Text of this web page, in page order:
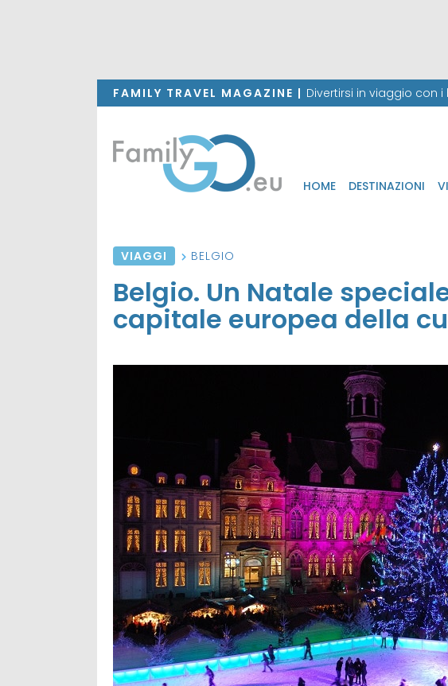
FAMILY TRAVEL MAGAZINE | Divertirsi in viaggio con
HOME DESTINAZIONI
VIAGGI BELGIO
Belgio. Un Natale
capitale europea della